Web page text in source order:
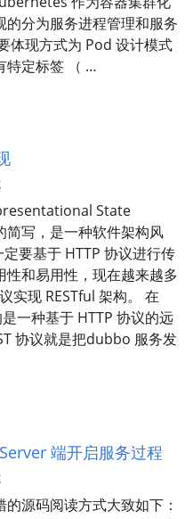
分为服务进程管理和服务
体现⽅式为 Pod 设计模式
特定标签 （ …
State
写，是一种软件架构风
要基于 HTTP 协议进行传
性和易用性，现在越来越多
实现 RESTful 架构。 在
一种基于 HTTP 协议的远
协议就是把dubbo 服务发
端开启服务过程
源码阅读方式大致如下：